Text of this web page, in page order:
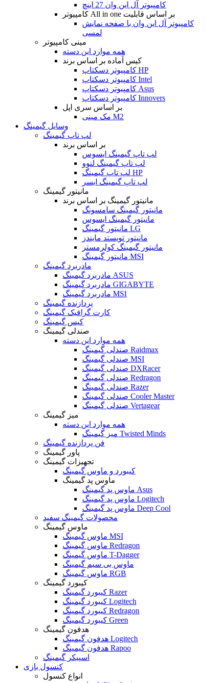
کامپیوتر آل این وان 27 اینچ
کامپیوتر All in one بر اساس قابلیت
کامپیوتر آل این وان با صفحه نمایش
لمسی
مینی کامپیوتر
همه موارد این دسته
کیس آماده بر اساس برند
کامپیوتر دسکتاپ HP
کامپیوتر دسکتاپ Intel
کامپیوتر دسکتاپ Asus
کامپیوتر دسکتاپ Innovers
بر اساس سری اپل
مک مینی M2
وسایل گیمینگ
لپ تاپ گیمینگ
بر اساس برند
لپ تاپ گیمینگ ایسوس
لپ تاپ گیمینگ لنوو
لپ تاپ گیمینگ HP
لپ تاپ گیمینگ ایسر
مانیتور گیمینگ
مانیتور گیمینگ بر اساس برند
مانیتور گیمینگ سامسونگ
مانیتور گیمینگ ایسوس
مانیتور گیمینگ LG
مانیتور تویستد مایندز
مانیتور گیمینگ کولرمستر
مانیتور گیمینگ MSI
مادربرد گیمینگ
مادربرد گیمینگ ASUS
مادربرد گیمینگ GIGABYTE
مادربرد گیمینگ MSI
پردازنده گیمینگ
کارت گرافیک گیمینگ
کیس گیمینگ
صندلی گیمینگ
همه موارد این دسته
صندلی گیمینگ Raidmax
صندلی گیمینگ MSI
صندلی گیمینگ DXRacer
صندلی گیمینگ Redragon
صندلی گیمینگ Razer
صندلی گیمینگ Cooler Master
صندلی گیمینگ Vertagear
میز گیمینگ
همه موارد این دسته
میز گیمینگ Twisted Minds
فن پردازنده گیمینگ
پاور گیمینگ
تجهیزات گیمینگ
کیبورد و ماوس گیمینگ
ماوس پد گیمینگ
ماوس پد گیمینگ Asus
ماوس پد گیمینگ Logitech
ماوس پد گیمینگ Deep Cool
محصولات گیمینگ سفید
ماوس گیمینگ
ماوس گیمینگ MSI
ماوس گیمینگ Redragon
ماوس گیمینگ T-Dagger
ماوس بی سیم گیمینگ
ماوس گیمینگ RGB
کیبورد گیمینگ
کیبورد گیمینگ Razer
کیبورد گیمینگ Logitech
کیبورد گیمینگ Redragon
کیبورد گیمینگ Green
هدفون گیمینگ
هدفون گیمینگ Logitech
هدفون گیمینگ Rapoo
اسپیکر گیمینگ
کنسول بازی
انواع کنسول